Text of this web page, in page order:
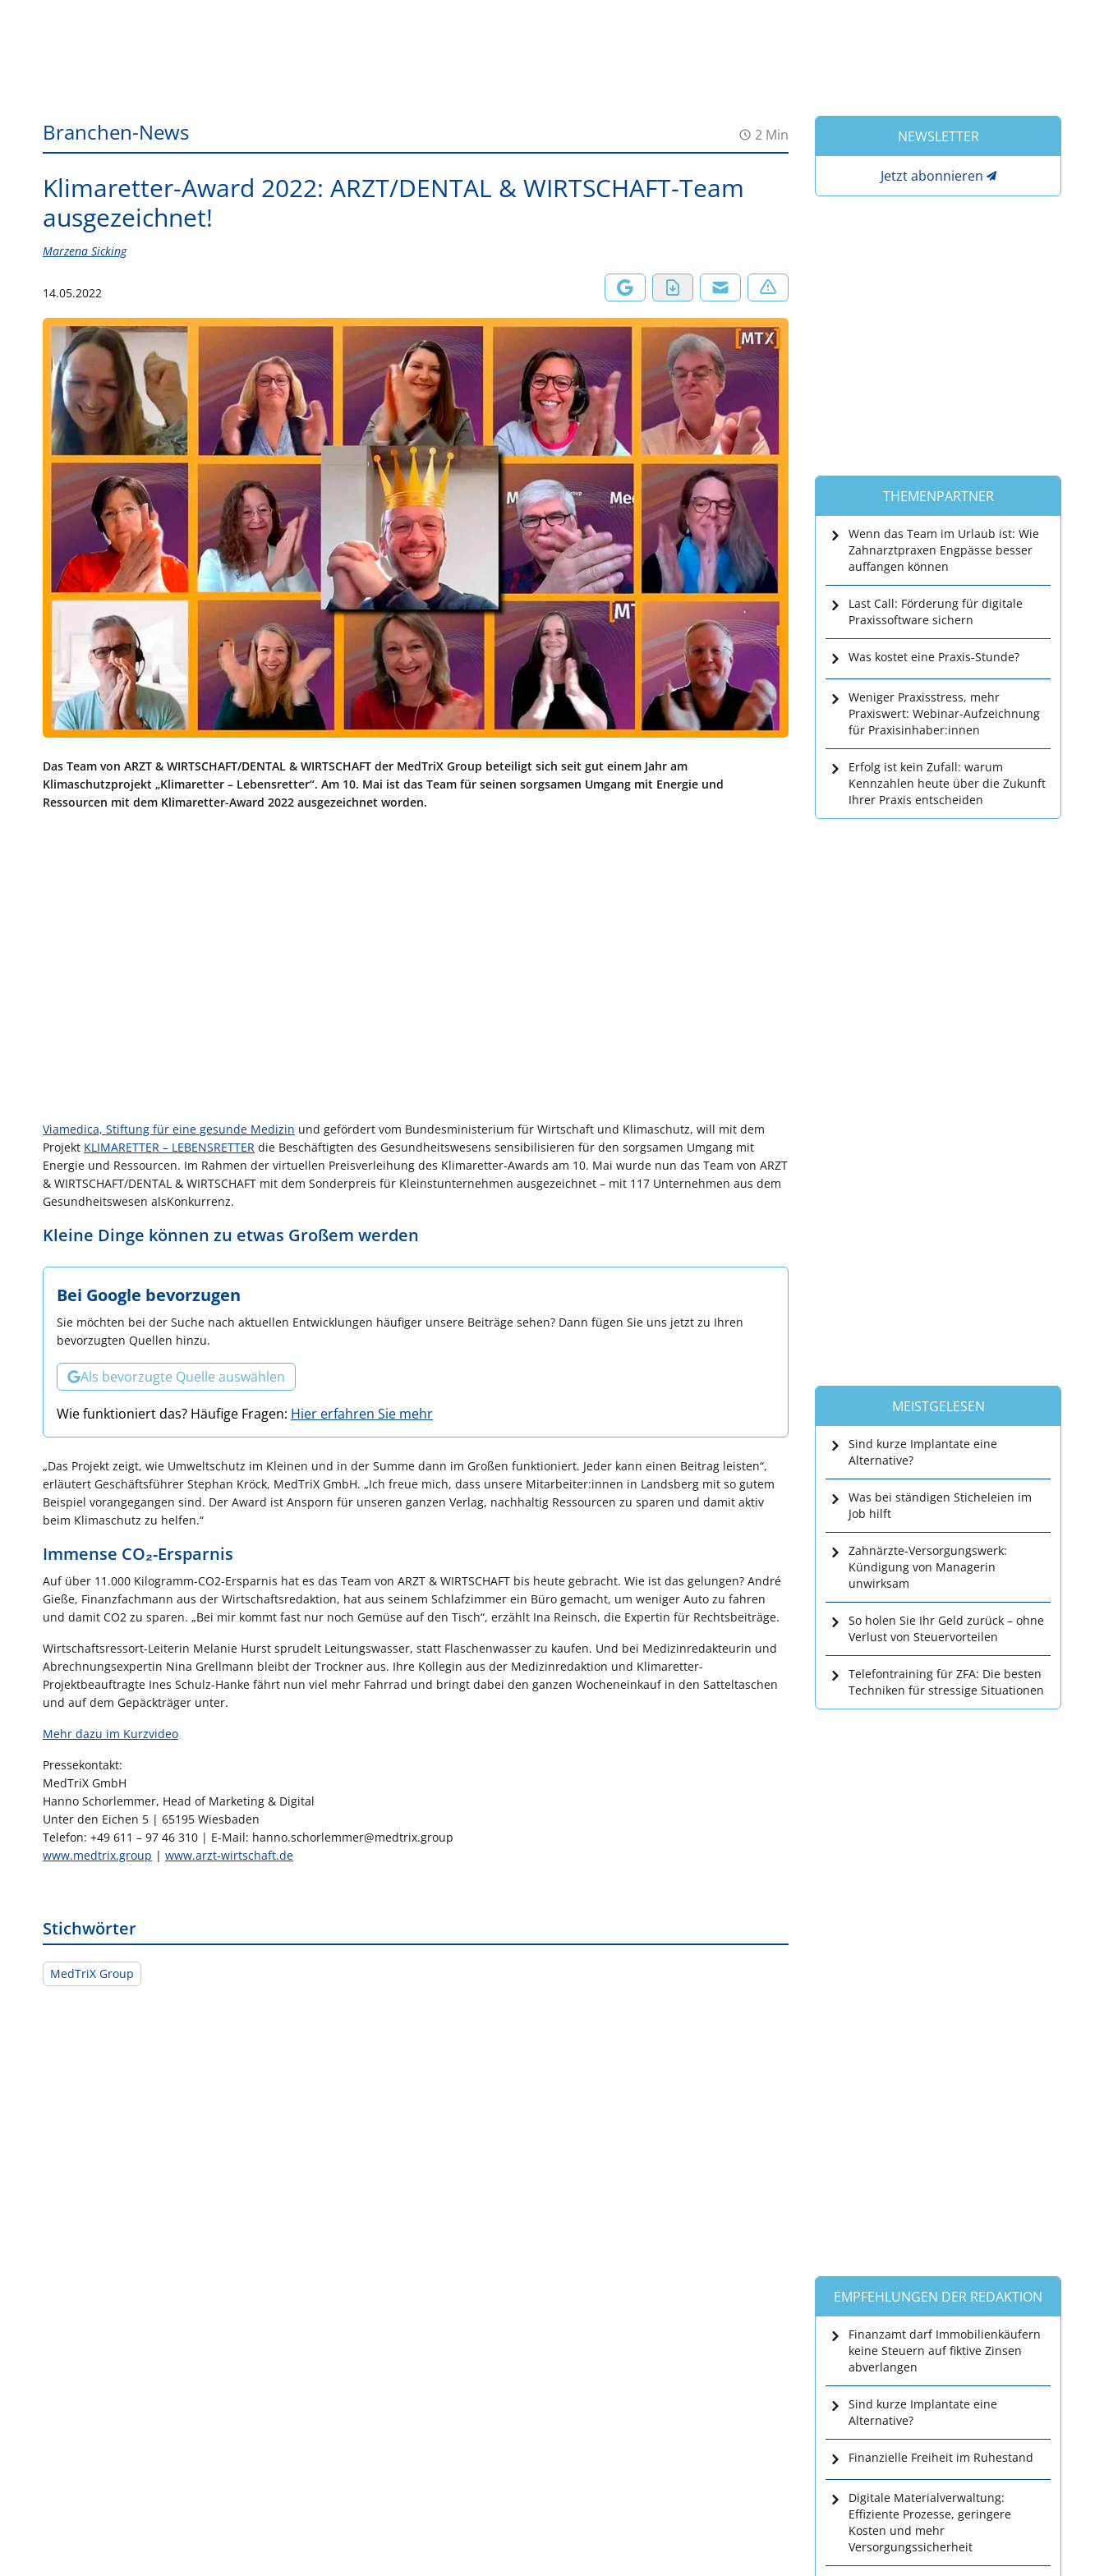
Branchen-News 2 Min
Klimaretter-Award 2022: ARZT/DENTAL & WIRTSCHAFT-Team
ausgezeichnet!
Marzena Sicking
14.05.2022
Das Team von ARZT & WIRTSCHAFT/DENTAL & WIRTSCHAFT der MedTriX Group beteiligt sich seit gut einem Jahr am
Klimaschutzprojekt „Klimaretter – Lebensretter“. Am 10. Mai ist das Team für seinen sorgsamen Umgang mit Energie und
Ressourcen mit dem Klimaretter-Award 2022 ausgezeichnet worden.
Viamedica, Stiftung für eine gesunde Medizin und gefördert vom Bundesministerium für Wirtschaft und Klimaschutz, will mit dem
Projekt KLIMARETTER – LEBENSRETTER die Beschäftigten des Gesundheitswesens sensibilisieren für den sorgsamen Umgang mit
Energie und Ressourcen. Im Rahmen der virtuellen Preisverleihung des Klimaretter-Awards am 10. Mai wurde nun das Team von ARZT
& WIRTSCHAFT/DENTAL & WIRTSCHAFT mit dem Sonderpreis für Kleinstunternehmen ausgezeichnet – mit 117 Unternehmen aus dem
Gesundheitswesen alsKonkurrenz.
Kleine Dinge können zu etwas Großem werden
Bei Google bevorzugen
Sie möchten bei der Suche nach aktuellen Entwicklungen häufiger unsere Beiträge sehen? Dann fügen Sie uns jetzt zu Ihren
bevorzugten Quellen hinzu.
Als bevorzugte Quelle auswählen
Wie funktioniert das? Häufige Fragen: Hier erfahren Sie mehr
„Das Projekt zeigt, wie Umweltschutz im Kleinen und in der Summe dann im Großen funktioniert. Jeder kann einen Beitrag leisten“,
erläutert Geschäftsführer Stephan Kröck, MedTriX GmbH. „Ich freue mich, dass unsere Mitarbeiter:innen in Landsberg mit so gutem
Beispiel vorangegangen sind. Der Award ist Ansporn für unseren ganzen Verlag, nachhaltig Ressourcen zu sparen und damit aktiv
beim Klimaschutz zu helfen.“
Immense CO₂-Ersparnis
Auf über 11.000 Kilogramm-CO2-Ersparnis hat es das Team von ARZT & WIRTSCHAFT bis heute gebracht. Wie ist das gelungen? André
Gieße, Finanzfachmann aus der Wirtschaftsredaktion, hat aus seinem Schlafzimmer ein Büro gemacht, um weniger Auto zu fahren
und damit CO2 zu sparen. „Bei mir kommt fast nur noch Gemüse auf den Tisch“, erzählt Ina Reinsch, die Expertin für Rechtsbeiträge.
Wirtschaftsressort-Leiterin Melanie Hurst sprudelt Leitungswasser, statt Flaschenwasser zu kaufen. Und bei Medizinredakteurin und
Abrechnungsexpertin Nina Grellmann bleibt der Trockner aus. Ihre Kollegin aus der Medizinredaktion und Klimaretter-
Projektbeauftragte Ines Schulz-Hanke fährt nun viel mehr Fahrrad und bringt dabei den ganzen Wocheneinkauf in den Satteltaschen
und auf dem Gepäckträger unter.
Mehr dazu im Kurzvideo
Pressekontakt:
MedTriX GmbH
Hanno Schorlemmer, Head of Marketing & Digital
Unter den Eichen 5 | 65195 Wiesbaden
Telefon: +49 611 – 97 46 310 | E-Mail: hanno.schorlemmer@medtrix.group
www.medtrix.group | www.arzt-wirtschaft.de
Stichwörter
MedTriX Group
NEWSLETTER
Jetzt abonnieren
THEMENPARTNER
Wenn das Team im Urlaub ist: Wie
Zahnarztpraxen Engpässe besser
auffangen können
Last Call: Förderung für digitale
Praxissoftware sichern
Was kostet eine Praxis-Stunde?
Weniger Praxisstress, mehr
Praxiswert: Webinar-Aufzeichnung
für Praxisinhaber:innen
Erfolg ist kein Zufall: warum
Kennzahlen heute über die Zukunft
Ihrer Praxis entscheiden
MEISTGELESEN
Sind kurze Implantate eine
Alternative?
Was bei ständigen Sticheleien im
Job hilft
Zahnärzte-Versorgungswerk:
Kündigung von Managerin
unwirksam
So holen Sie Ihr Geld zurück – ohne
Verlust von Steuervorteilen
Telefontraining für ZFA: Die besten
Techniken für stressige Situationen
EMPFEHLUNGEN DER REDAKTION
Finanzamt darf Immobilienkäufern
keine Steuern auf fiktive Zinsen
abverlangen
Sind kurze Implantate eine
Alternative?
Finanzielle Freiheit im Ruhestand
Digitale Materialverwaltung:
Effiziente Prozesse, geringere
Kosten und mehr
Versorgungssicherheit